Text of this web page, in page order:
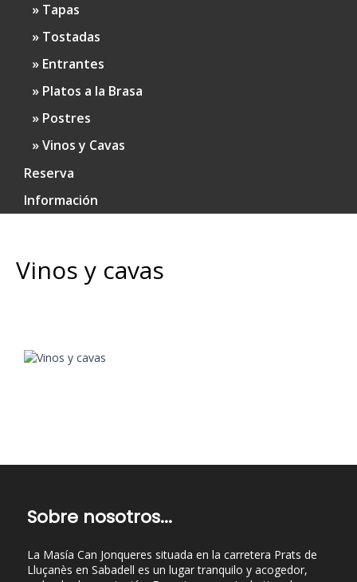
Tapas
Tostadas
Entrantes
Platos a la Brasa
Postres
Vinos y Cavas
Reserva
Información
Vinos y cavas
Sobre nosotros...
La Masía Can Jonqueres situada en la carretera Prats de
Lluçanès en Sabadell es un lugar tranquilo y acogedor,